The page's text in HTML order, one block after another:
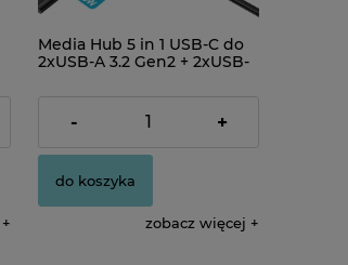
Media Hub 5 in 1 USB-C do
2xUSB-A 3.2 Gen2 + 2xUSB-
84,00 zł
- +
do koszyka
zobacz więcej